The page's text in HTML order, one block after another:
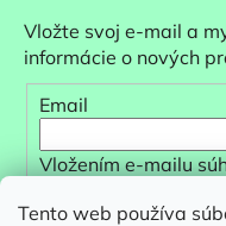
Tento web používa
Vložte svoj e-mail a
informácie o nových
Email
Vložením e-mailu